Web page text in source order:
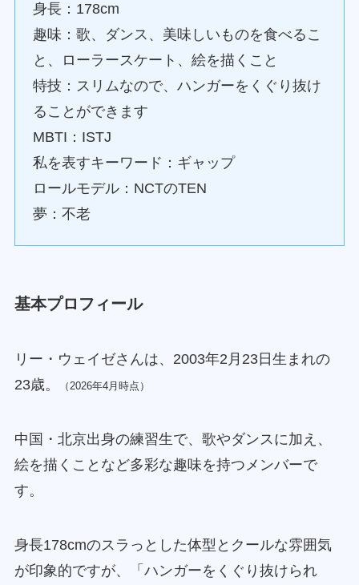
身長：178cm
趣味：歌、ダンス、美味しいものを食べるこ
と、ローラースケート、絵を描くこと
特技：スリムなので、ハンガーをくぐり抜け
ることができます
MBTI：ISTJ
私を表すキーワード：ギャップ
ロールモデル：NCTのTEN
夢：不老
基本プロフィール
リー・ウェイゼさんは、2003年2月23日生まれの
23歳。
（2026年4月時点）
中国・北京出身の練習生で、歌やダンスに加え、
絵を描くことなど多彩な趣味を持つメンバーで
す。
身長178cmのスラっとした体型とクールな雰囲気
が印象的ですが、「ハンガーをくぐり抜けられ